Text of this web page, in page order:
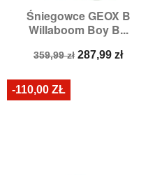
Śniegowce GEOX B
Willaboom Boy B...
Cena
359,99 zł Cena
287,99 zł
-110,00 ZŁ